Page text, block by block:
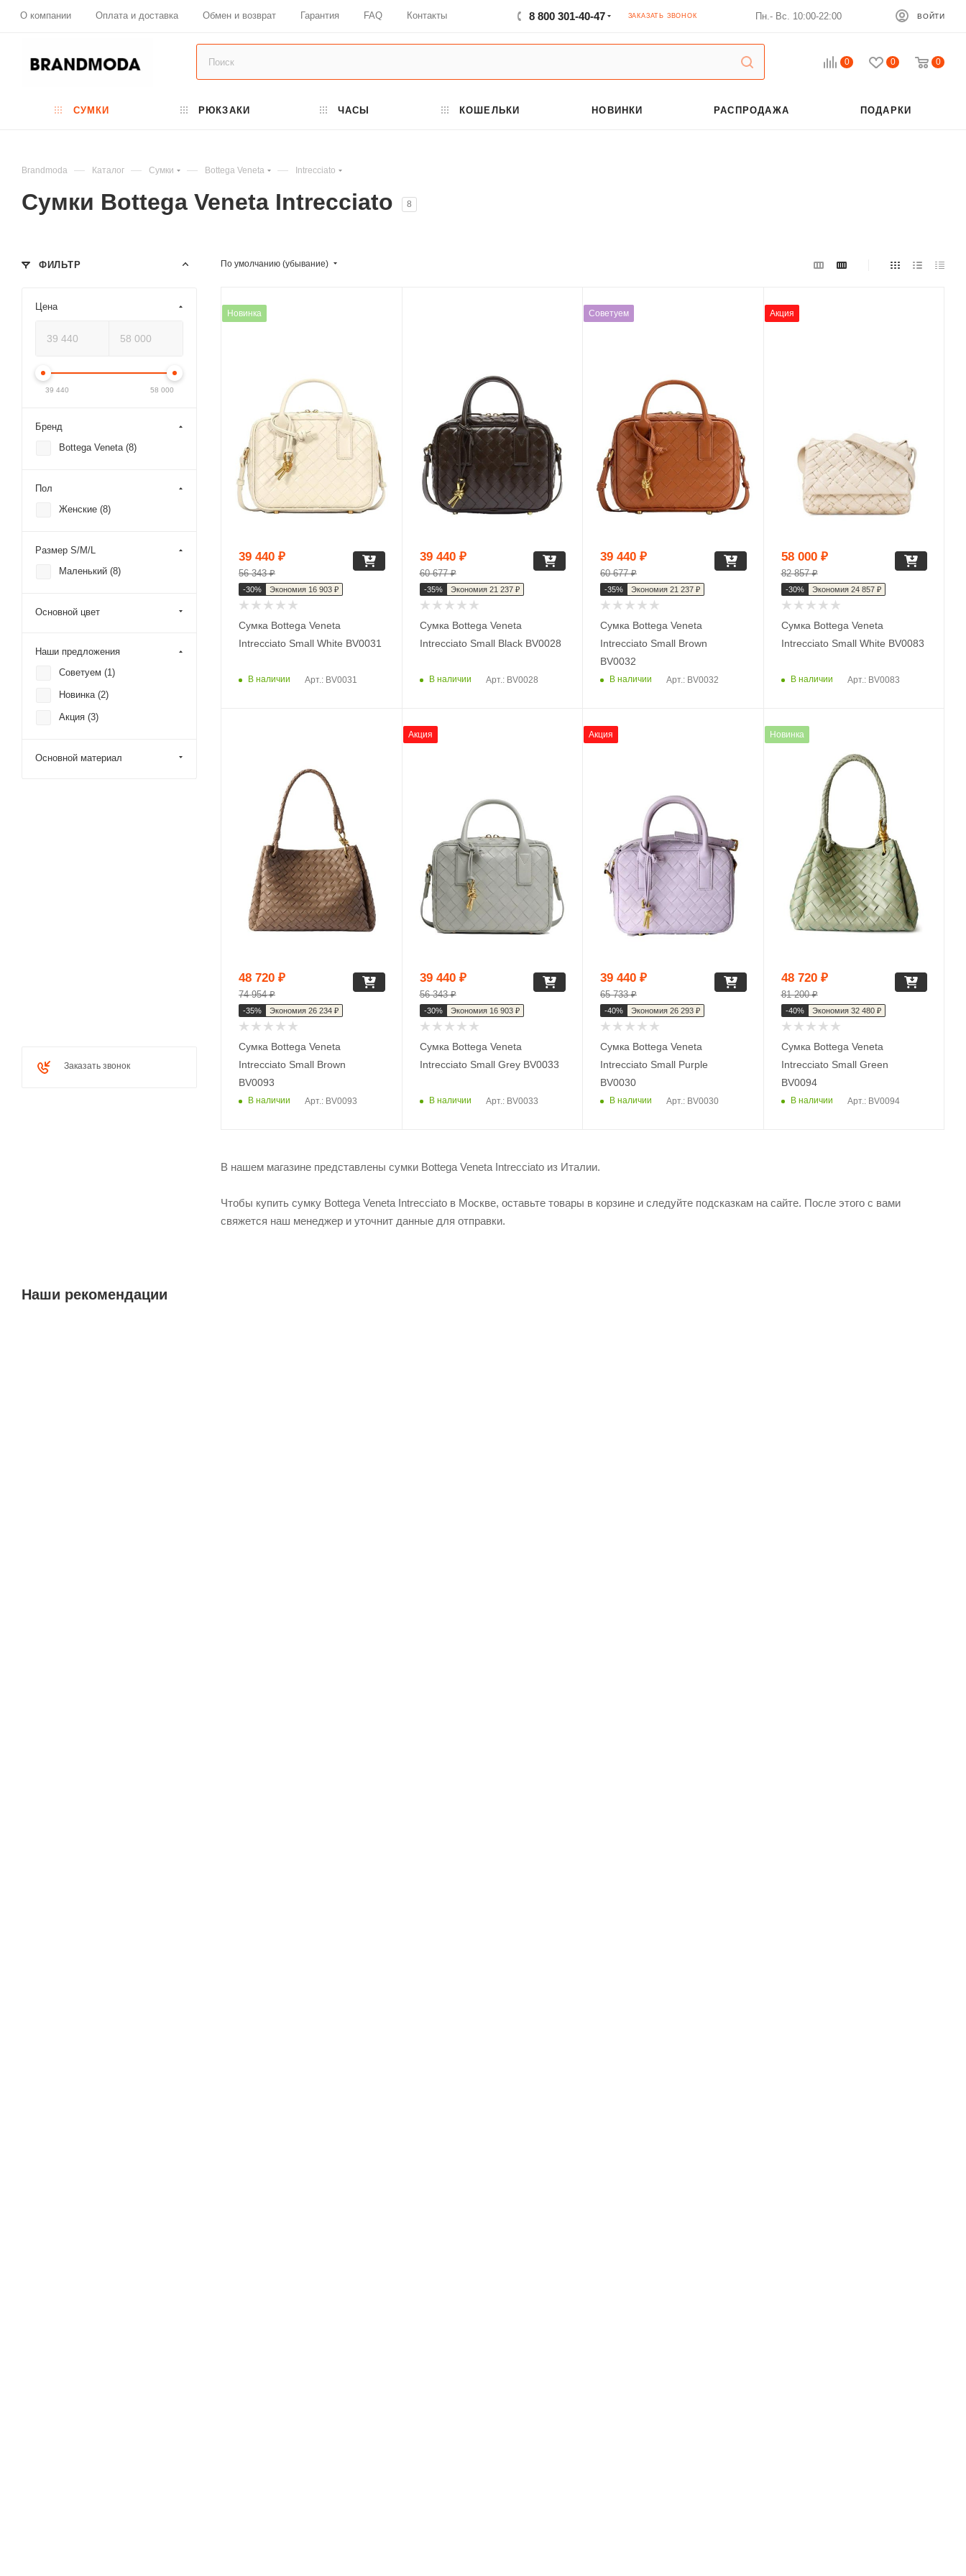
О компании Оплата и доставка Обмен и возврат Гарантия FAQ Контакты 8 800 301-40-47 ЗАКАЗАТЬ ЗВОНОК Пн.- Вс. 10:00-22:00 ВОЙТИ
0 0 0
СУМКИ РЮКЗАКИ ЧАСЫ КОШЕЛЬКИ НОВИНКИ РАСПРОДАЖА ПОДАРКИ
Brandmoda — Каталог — Сумки — Bottega Veneta — Intrecciato
Сумки Bottega Veneta Intrecciato 8
По умолчанию (убывание)
Новинка
Сумка Bottega Veneta
Intrecciato Small White BV0031
В наличии Арт.: BV0031
39 440 ₽
56 343₽
-30% Экономия 16 903 ₽
Сумка Bottega Veneta
Intrecciato Small Black BV0028
В наличии Арт.: BV0028
39 440₽
60 677₽
-35% Экономия 21 237₽
Советуем
Сумка Bottega Veneta
Intrecciato Small Brown
BV0032
В наличии Арт.: BV0032
39 440 ₽
60 677₽
-35% Экономия 21 237 ₽
Акция
Сумка Bottega Veneta
Intrecciato Small White BV0083
В наличии Арт.: BV0083
58 000₽
82 857₽
-30% Экономия 24 857₽
Сумка Bottega Veneta
Intrecciato Small Brown
BV0093
В наличии Арт.: BV0093
48 720 ₽
74 954₽
-35% Экономия 26 234 ₽
Акция
Сумка Bottega Veneta
Intrecciato Small Grey BV0033
В наличии Арт.: BV0033
39 440₽
56 343₽
-30% Экономия 16 903₽
Акция
Сумка Bottega Veneta
Intrecciato Small Purple
BV0030
В наличии Арт.: BV0030
39 440 ₽
65 733₽
-40% Экономия 26 293 ₽
Новинка
Сумка Bottega Veneta
Intrecciato Small Green
BV0094
В наличии Арт.: BV0094
48 720₽
81 200₽
-40% Экономия 32 480₽
В нашем магазине представлены сумки Bottega Veneta Intrecciato из Италии.
Чтобы купить сумку Bottega Veneta Intrecciato в Москве, оставьте товары в корзине и следуйте подсказкам на сайте. После этого с вами
свяжется наш менеджер и уточнит данные для отправки.
ФИЛЬТР
Цена
39 440 58 000
Бренд
Bottega Veneta (8)
Пол
Женские (8)
Размер S/M/L
Маленький (8)
Основной цвет
Наши предложения
Советуем (1)
Новинка (2)
Акция (3)
Основной материал
Заказать звонок
Наши рекомендации